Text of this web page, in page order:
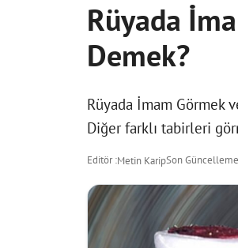
Rüyada
Demek?
Rüyada İmam Görmek
Diğer farklı tabirleri
Editör :Metin KaripSon